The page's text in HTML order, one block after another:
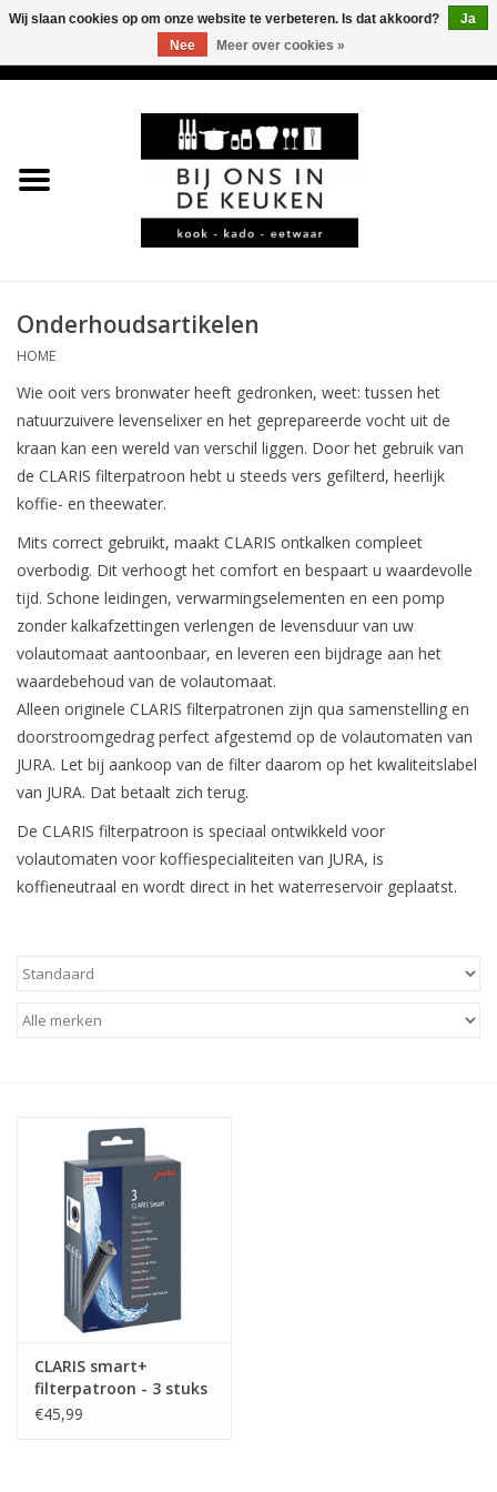
LEKKER
KOFFIE
JURA
*KADO*
Koken & Bakken
Messenslijpen
Onderhoudsartikelen
HOME
Wie ooit vers bronwater heeft gedronken, weet: tussen het
natuurzuivere levenselixer en het geprepareerde vocht uit de
kraan kan een wereld van verschil liggen. Door het gebruik van
de CLARIS filterpatroon hebt u steeds vers gefilterd, heerlijk
koffie- en theewater.
Mits correct gebruikt, maakt CLARIS ontkalken compleet
overbodig. Dit verhoogt het comfort en bespaart u waardevolle
tijd. Schone leidingen, verwarmingselementen en een pomp
zonder kalkafzettingen verlengen de levensduur van uw
volautomaat aantoonbaar, en leveren een bijdrage aan het
waardebehoud van de volautomaat.
Alleen originele CLARIS filterpatronen zijn qua samenstelling en
doorstroomgedrag perfect afgestemd op de volautomaten van
JURA. Let bij aankoop van de filter daarom op het kwaliteitslabel
van JURA. Dat betaalt zich terug.
De CLARIS filterpatroon is speciaal ontwikkeld voor
volautomaten voor koffiespecialiteiten van JURA, is
koffieneutraal en wordt direct in het waterreservoir geplaatst.
CLARIS smart+
filterpatroon - 3 stuks
€45,99
Wij slaan cookies op om onze website te verbeteren. Is dat akkoord?
Ja
Nee
Meer over cookies »